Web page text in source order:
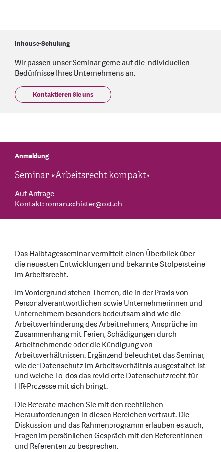
Inhouse-Schulung
Wir passen unser Seminar gerne auf die individuellen
Bedürfnisse Ihres Unternehmens an.
Kontaktieren Sie uns
Seminar «Arbeitsrecht kompakt»
Anmeldung
Auf Anfrage
Kontakt:roman.schister@ost.ch
Das Halbtagesseminar vermittelt einen Überblick über
die neuesten Entwicklungen und bekannte Stolpersteine
im Arbeitsrecht.
Im Vordergrund stehen Themen, die in der Praxis von
Personalverantwortlichen sowie Unternehmerinnen und
Unternehmern besonders bedeutsam sind wie die
Arbeitsverhinderung des Arbeitnehmers, Ansprüche im
Zusammenhang mit Ferien, Schädigungen durch
Arbeitnehmende oder die Kündigung von
Arbeitsverhältnissen. Ergänzend beleuchtet das Seminar,
wie der Datenschutz im Arbeitsverhältnis ausgestaltet ist
und welche To-dos das revidierte Datenschutzrecht für
HR-Prozesse mit sich bringt.
Die Referate machen Sie mit den rechtlichen
Herausforderungen in diesen Bereichen vertraut. Die
Diskussion und das Rahmenprogramm erlauben es auch,
Fragen im persönlichen Gespräch mit den Referentinnen
und Referenten zu besprechen.